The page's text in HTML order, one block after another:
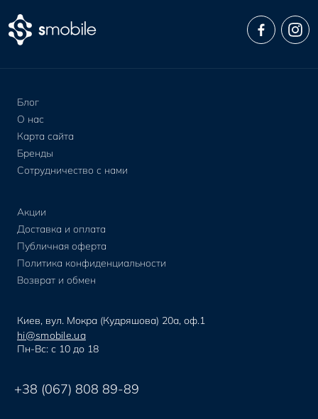
Блог
О нас
Карта сайта
Бренды
Сотрудничество с нами
Акции
Доставка и оплата
Публичная оферта
Политика конфиденциальности
Возврат и обмен
Киев, вул. Мокра (Кудряшова) 20а, оф.1
hi@smobile.ua
Пн-Вс: с 10 до 18
+38 (067) 808 89-89